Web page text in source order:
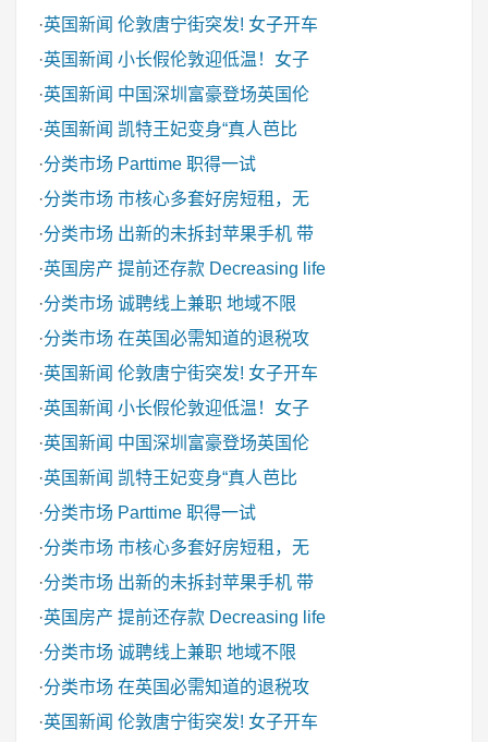
·英国新闻 伦敦唐宁街突发! 女子开车
·英国新闻 小长假伦敦迎低温！女子
·英国新闻 中国深圳富豪登场英国伦
·英国新闻 凯特王妃变身“真人芭比
·分类市场 Parttime 职得一试
·分类市场 市核心多套好房短租，无
·分类市场 出新的未拆封苹果手机 带
·英国房产 提前还存款 Decreasing life
·分类市场 诚聘线上兼职 地域不限
·分类市场 在英国必需知道的退税攻
·英国新闻 伦敦唐宁街突发! 女子开车
·英国新闻 小长假伦敦迎低温！女子
·英国新闻 中国深圳富豪登场英国伦
·英国新闻 凯特王妃变身“真人芭比
·分类市场 Parttime 职得一试
·分类市场 市核心多套好房短租，无
·分类市场 出新的未拆封苹果手机 带
·英国房产 提前还存款 Decreasing life
·分类市场 诚聘线上兼职 地域不限
·分类市场 在英国必需知道的退税攻
·英国新闻 伦敦唐宁街突发! 女子开车